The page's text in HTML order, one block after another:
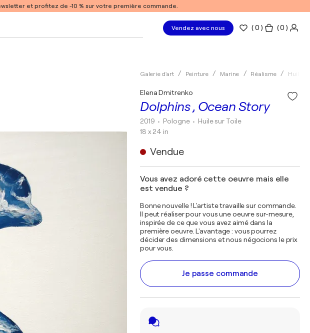
et profitez de -10 % sur votre première commande.
Vendez avec nous (0 ) ( 0 )
Galerie d'art Peinture Marine Réalisme Huile
Dolphins , Ocean Story
Elena Dmitrenko
2019 • Pologne • Huile sur Toile
18 x 24 in
Vendue
Vous avez adoré cette oeuvre mais elle
est vendue ?
Bonne nouvelle ! L'artiste travaille sur commande.
Il peut réaliser pour vous une oeuvre sur-mesure,
inspirée de ce que vous avez aimé dans la
première oeuvre. L'avantage : vous pourrez
décider des dimensions et nous négocions le prix
pour vous.
Je passe commande